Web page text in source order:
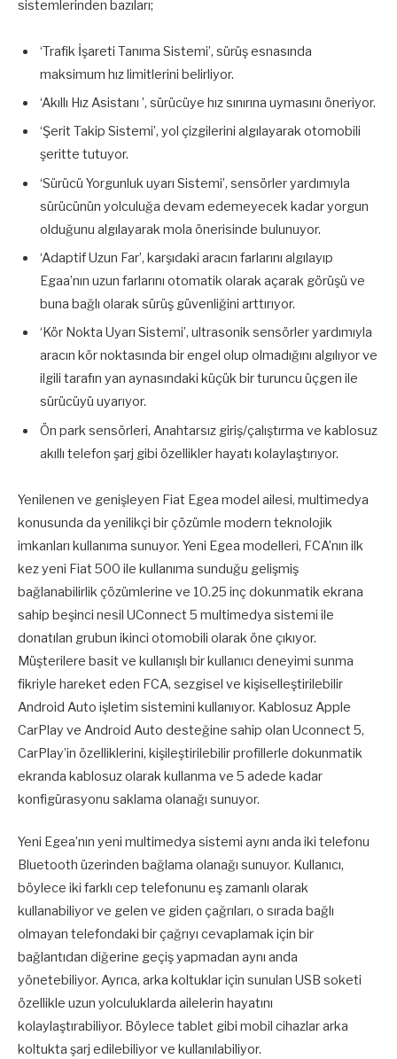
sistemlerinden bazıları;
‘Trafik İşareti Tanıma Sistemi’, sürüş esnasında
maksimum hız limitlerini belirliyor.
‘Akıllı Hız Asistanı ’, sürücüye hız sınırına uymasını öneriyor.
‘Şerit Takip Sistemi’, yol çizgilerini algılayarak otomobili
şeritte tutuyor.
‘Sürücü Yorgunluk uyarı Sistemi’, sensörler yardımıyla
sürücünün yolculuğa devam edemeyecek kadar yorgun
olduğunu algılayarak mola önerisinde bulunuyor.
‘Adaptif Uzun Far’, karşıdaki aracın farlarını algılayıp
Egaa’nın uzun farlarını otomatik olarak açarak görüşü ve
buna bağlı olarak sürüş güvenliğini arttırıyor.
‘Kör Nokta Uyarı Sistemi’, ultrasonik sensörler yardımıyla
aracın kör noktasında bir engel olup olmadığını algılıyor ve
ilgili tarafın yan aynasındaki küçük bir turuncu üçgen ile
sürücüyü uyarıyor.
Ön park sensörleri, Anahtarsız giriş/çalıştırma ve kablosuz
akıllı telefon şarj gibi özellikler hayatı kolaylaştırıyor.
Yenilenen ve genişleyen Fiat Egea model ailesi, multimedya
konusunda da yenilikçi bir çözümle modern teknolojik
imkanları kullanıma sunuyor. Yeni Egea modelleri, FCA’nın ilk
kez yeni Fiat 500 ile kullanıma sunduğu gelişmiş
bağlanabilirlik çözümlerine ve 10.25 inç dokunmatik ekrana
sahip beşinci nesil UConnect 5 multimedya sistemi ile
donatılan grubun ikinci otomobili olarak öne çıkıyor.
Müşterilere basit ve kullanışlı bir kullanıcı deneyimi sunma
fikriyle hareket eden FCA, sezgisel ve kişiselleştirilebilir
Android Auto işletim sistemini kullanıyor. Kablosuz Apple
CarPlay ve Android Auto desteğine sahip olan Uconnect 5,
CarPlay’in özelliklerini, kişileştirilebilir profillerle dokunmatik
ekranda kablosuz olarak kullanma ve 5 adede kadar
konfigürasyonu saklama olanağı sunuyor.
Yeni Egea’nın yeni multimedya sistemi aynı anda iki telefonu
Bluetooth üzerinden bağlama olanağı sunuyor. Kullanıcı,
böylece iki farklı cep telefonunu eş zamanlı olarak
kullanabiliyor ve gelen ve giden çağrıları, o sırada bağlı
olmayan telefondaki bir çağrıyı cevaplamak için bir
bağlantıdan diğerine geçiş yapmadan aynı anda
yönetebiliyor. Ayrıca, arka koltuklar için sunulan USB soketi
özellikle uzun yolculuklarda ailelerin hayatını
kolaylaştırabiliyor. Böylece tablet gibi mobil cihazlar arka
koltukta şarj edilebiliyor ve kullanılabiliyor.